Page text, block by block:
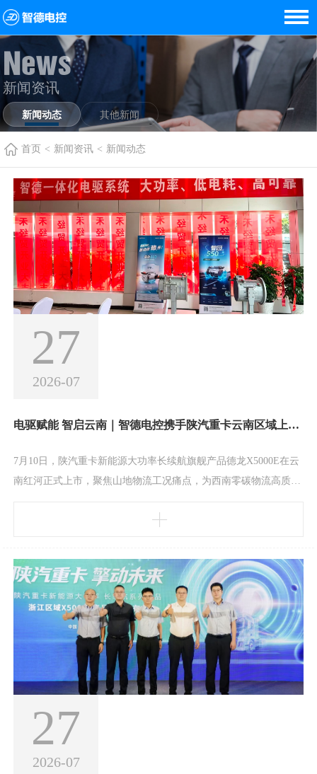
News
新闻资讯
新闻动态 其他新闻
首页 < 新闻资讯 < 新闻动态
27
2026-07
电驱赋能 智启云南｜智德电控携手陕汽重卡云南区域上市发布会圆满举行
7月10日，陕汽重卡新能源大功率长续航旗舰产品德龙X5000E在云
南红河正式上市，聚焦山地物流工况痛点，为西南零碳物流高质量
驱系统全程参与，与产业链伙伴及区域经销商、物流大客户共同见
拔落差大、长陡坡路况多，对重卡动力性能与山地适配性有着极为
严苛的要求。X5000E针对云贵高原特殊路况
27
2026-07